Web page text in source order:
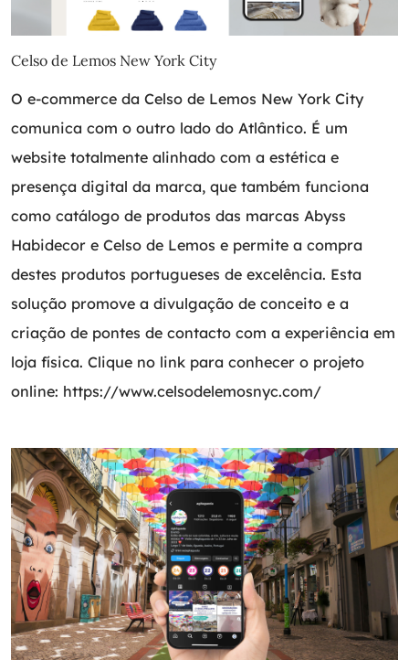
Celso de Lemos New York City
O e-commerce da Celso de Lemos New York City
comunica com o outro lado do Atlântico. É um
website totalmente alinhado com a estética e
presença digital da marca, que também funciona
como catálogo de produtos das marcas Abyss
Habidecor e Celso de Lemos e permite a compra
destes produtos portugueses de excelência. Esta
solução promove a divulgação de conceito e a
criação de pontes de contacto com a experiência em
loja física. Clique no link para conhecer o projeto
online: https://www.celsodelemosnyc.com/